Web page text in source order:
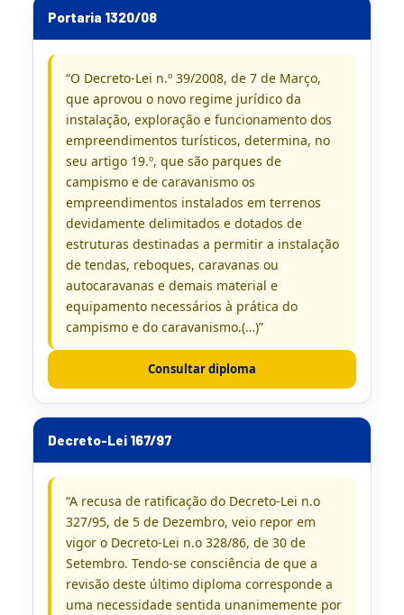
Portaria 1320/08
“O Decreto-Lei n.º 39/2008, de 7 de Março,
que aprovou o novo regime jurídico da
instalação, exploração e funcionamento dos
empreendimentos turísticos, determina, no
seu artigo 19.º, que são parques de
campismo e de caravanismo os
empreendimentos instalados em terrenos
devidamente delimitados e dotados de
estruturas destinadas a permitir a instalação
de tendas, reboques, caravanas ou
autocaravanas e demais material e
equipamento necessários à prática do
campismo e do caravanismo.(…)”
Consultar diploma
Decreto-Lei 167/97
“A recusa de ratificação do Decreto-Lei n.o
327/95, de 5 de Dezembro, veio repor em
vigor o Decreto-Lei n.o 328/86, de 30 de
Setembro. Tendo-se consciência de que a
revisão deste último diploma corresponde a
uma necessidade sentida unanimemente por